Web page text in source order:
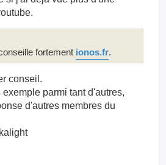
fortement ionos.fr.
conseil.
parmi tant d'autres,
d'autres membres du